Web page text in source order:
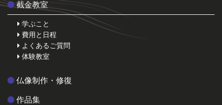
截金教室
学ぶこと
費用と日程
よくあるご質問
体験教室
仏像制作・修復
作品集